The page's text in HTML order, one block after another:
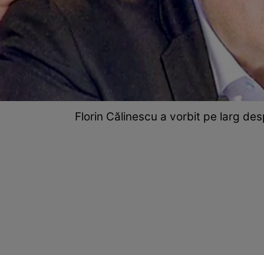
Florin Călinescu a vorbit pe larg